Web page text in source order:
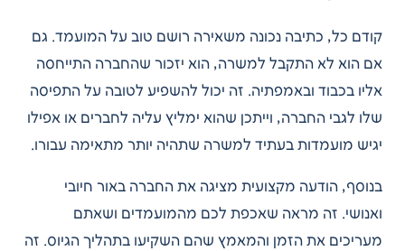
קודם כל, כתיבה נכונה משאירה רושם טוב על המועמד. גם
אם הוא לא התקבל למשרה, הוא יזכור שהחברה התייחסה
אליו בכבוד ובאמפתיה. זה יכול להשפיע לטובה על התפיסה
שלו לגבי החברה, וייתכן שהוא ימליץ עליה לחברים או אפילו
יגיש מועמדות בעתיד למשרה שתהיה יותר מתאימה עבורו.
בנוסף, הודעה מקצועית מציגה את החברה באור חיובי
ואנושי. זה מראה שאכפת לכם מהמועמדים ושאתם
מעריכים את הזמן והמאמץ שהם השקיעו בתהליך הגיוס. זה